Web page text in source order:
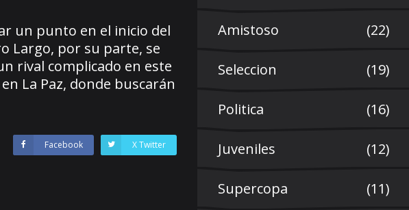
un punto en el inicio del
Largo, por su parte, se
rival complicado en este
La Paz, donde buscarán
Facebook X Twitter
Amistoso (22)
Seleccion (19)
Politica (16)
Juveniles (12)
Supercopa (11)